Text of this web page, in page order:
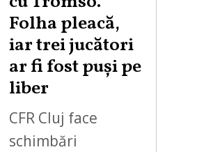
Folha pleacă,
iar trei jucători
ar fi fost puși pe
liber
CFR Cluj face
schimbări